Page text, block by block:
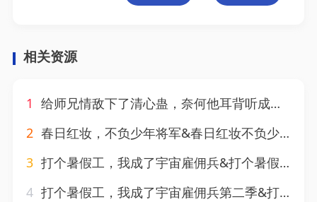
相关资源
1 给师兄情敌下了清心蛊，奈何他耳背听成情蛊&给师兄情敌下了清心蛊奈何他耳背听成情蛊（56集）AI短剧
2 春日红妆，不负少年将军&春日红妆不负少年将军（55集）AI短剧
3 打个暑假工，我成了宇宙雇佣兵&打个暑假工我成了宇宙雇佣兵（71集）AI短剧
4 打个暑假工，我成了宇宙雇佣兵第二季&打个暑假工我成了宇宙雇佣兵第二季（70集）AI短剧